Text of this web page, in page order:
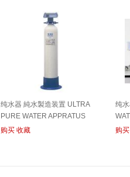
纯水器 純水製造装置 ULTRA
PURE WATER APPRATUS
购买 收藏
纯
购买